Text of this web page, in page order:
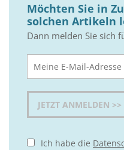
Möchten Sie in
solchen Artikeln
Dann melden Sie sich
Ich habe die